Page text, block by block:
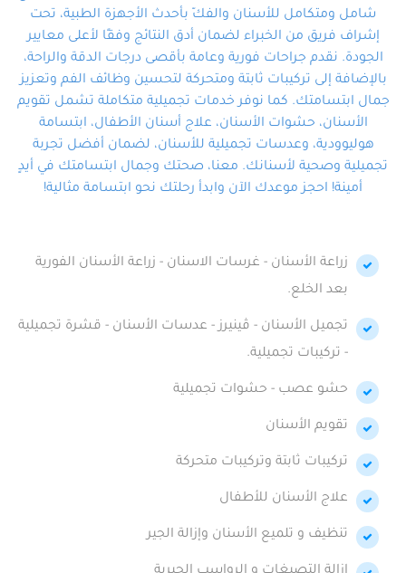
في أيد أمينة تلبي احتياجاتك بكل
احترافية ودقة.
شامل ومتكامل للأسنان والفكّ بأحدث الأجهزة الطبية، تحت
إشراف فريق من الخبراء لضمان أدق النتائج وفقًا لأعلى معايير
الجودة. نقدم جراحات فورية وعامة بأقصى درجات الدقة والراحة،
بالإضافة إلى تركيبات ثابتة ومتحركة لتحسين وظائف الفم وتعزيز
جمال ابتسامتك. كما نوفر خدمات تجميلية متكاملة تشمل تقويم
الأسنان، حشوات الأسنان، علاج أسنان الأطفال، ابتسامة
هوليوودية، وعدسات تجميلية للأسنان، لضمان أفضل تجربة
تجميلية وصحية لأسنانك. معنا، صحتك وجمال ابتسامتك في أيدٍ
أمينة! احجز موعدك الآن وابدأ رحلتك نحو ابتسامة مثالية!
زراعة الأسنان - غرسات الاسنان - زراعة الأسنان الفورية
بعد الخلع.
تجميل الأسنان - ڤينيرز - عدسات الأسنان - قشرة تجميلية
- تركيبات تجميلية.
حشو عصب - حشوات تجميلية
تقويم الأسنان
تركيبات ثابتة وتركيبات متحركة
علاج الأسنان للأطفال
تنظيف و تلميع الأسنان وإزالة الجير